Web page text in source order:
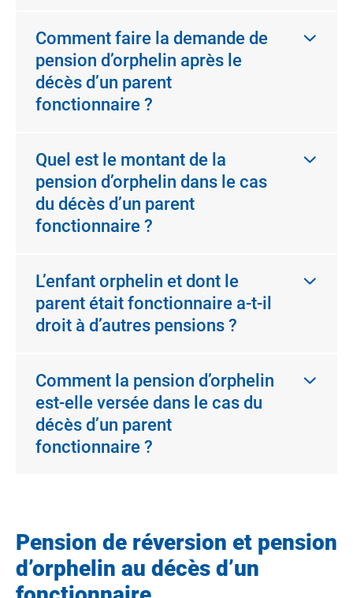
Comment faire la demande de
pension d’orphelin après le
décès d’un parent
fonctionnaire ?
Quel est le montant de la
pension d’orphelin dans le cas
du décès d’un parent
fonctionnaire ?
L’enfant orphelin et dont le
parent était fonctionnaire a-t-il
droit à d’autres pensions ?
Comment la pension d’orphelin
est-elle versée dans le cas du
décès d’un parent
fonctionnaire ?
Pension de réversion et pension
d’orphelin au décès d’un